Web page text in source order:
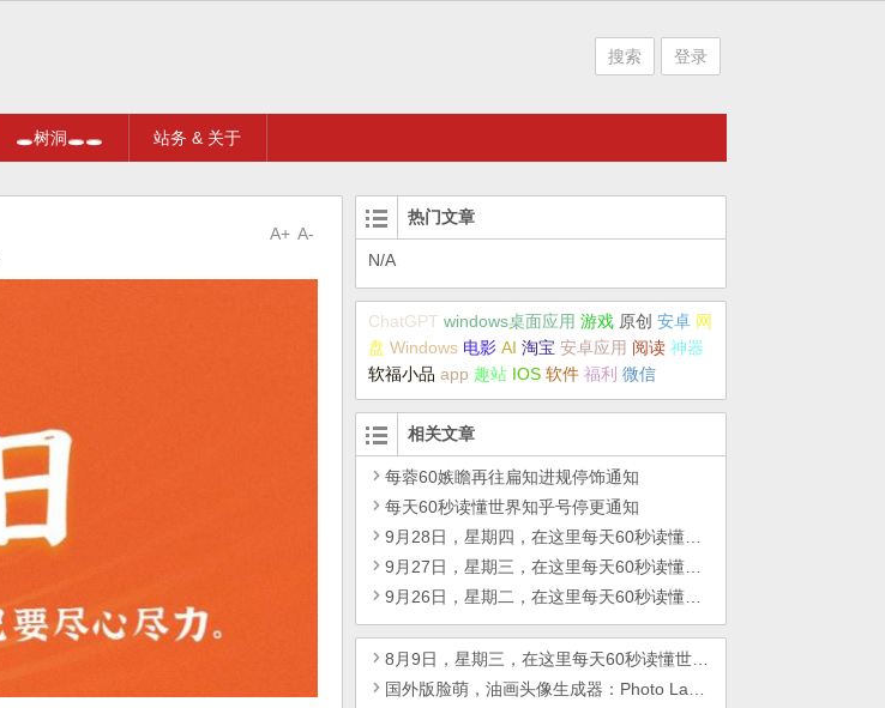
搜索 登录
🕳树洞🕳🕳 站务 & 关于
A-
A+
热门文章
N/A
ChatGPT windows桌面应用 游戏 原创 安卓 网
盘 Windows 电影 AI 淘宝 安卓应用 阅读 神器
软福小品 app 趣站 IOS 软件 福利 微信
相关文章
每蓉60嫉瞻再往扁知进规停饰通知
每天60秒读懂世界知乎号停更通知
9月28日，星期四，在这里每天60秒读懂世界！
9月27日，星期三，在这里每天60秒读懂世界！
9月26日，星期二，在这里每天60秒读懂世界！
8月9日，星期三，在这里每天60秒读懂世界！
国外版脸萌，油画头像生成器：Photo Lab PRO趣味照片编辑v3.10.7专业版